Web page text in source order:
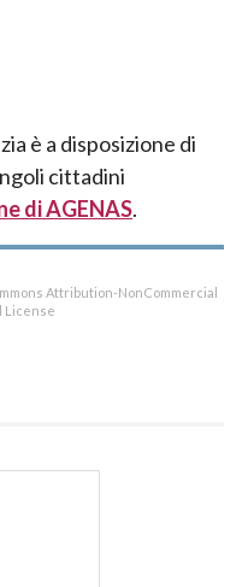
è a disposizione di
cittadini
di AGENAS.
Attribution-NonCommercial
License